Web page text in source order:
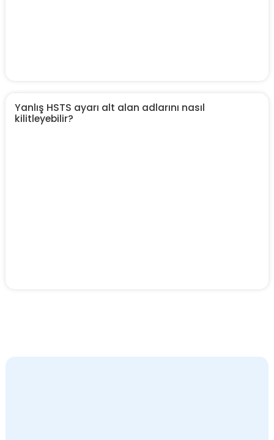
Yanlış HSTS ayarı alt alan adlarını nasıl
kilitleyebilir?